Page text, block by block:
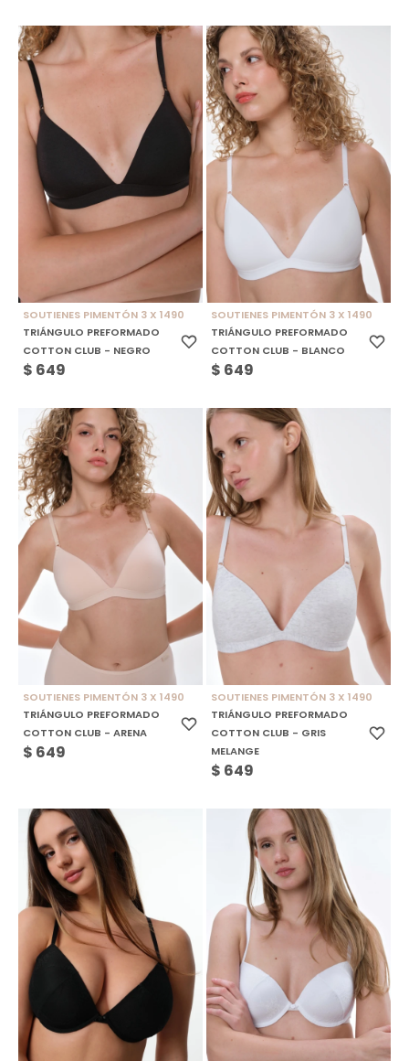
SOUTIENES PIMENTÓN 3 X 1490
TRIÁNGULO PREFORMADO
COTTON CLUB - NEGRO
$ 649
SOUTIENES PIMENTÓN 3 X 1490
TRIÁNGULO PREFORMADO
COTTON CLUB - BLANCO
$ 649
SOUTIENES PIMENTÓN 3 X 1490
TRIÁNGULO PREFORMADO
COTTON CLUB - ARENA
$ 649
SOUTIENES PIMENTÓN 3 X 1490
TRIÁNGULO PREFORMADO
COTTON CLUB - GRIS
MELANGE
$ 649